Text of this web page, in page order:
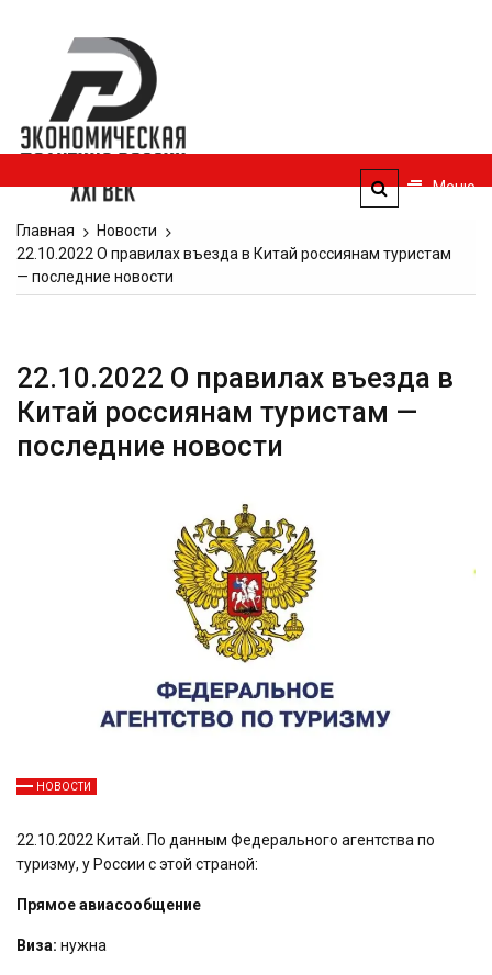
содержимому
век
Меню
Главная
Новости
22.10.2022 О правилах въезда в Китай россиянам туристам
— последние новости
22.10.2022 О правилах въезда в
Китай россиянам туристам —
последние новости
НОВОСТИ
22.10.2022 Китай. По данным Федерального агентства по
туризму, у России с этой страной:
Прямое авиасообщение
Виза: нужна